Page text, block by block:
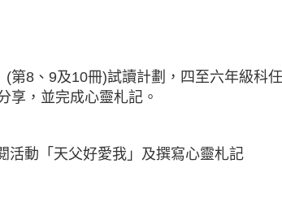
第8、9及10冊)試讀計劃，四至六年級科
享，並完成心靈札記。
活動「天父好愛我」及撰寫心靈札記